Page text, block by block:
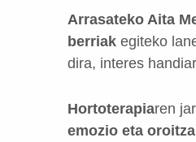
Arrasateko Aita
berriak egiteko
dira, interes
Hortoterapiaren
emozio eta